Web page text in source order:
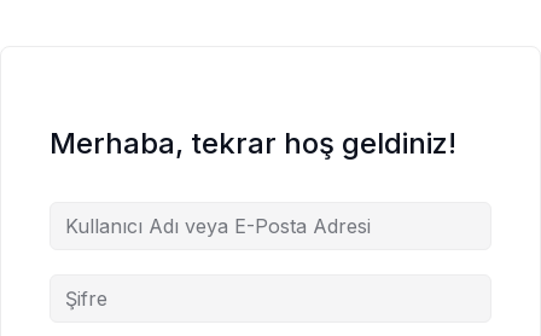
Merhaba, tekrar hoş geldiniz!